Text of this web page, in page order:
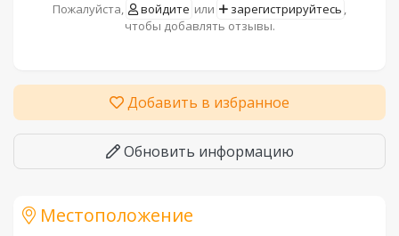
Пожалуйста, войдите или зарегистрируйтесь ,
чтобы добавлять отзывы.
Добавить в избранное
Обновить информацию
Местоположение